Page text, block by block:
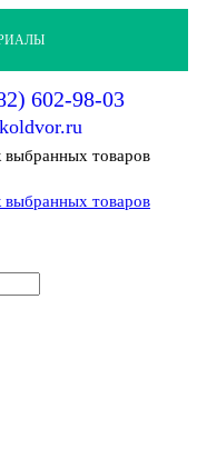
602-98-03
выбранных товаров
выбранных товаров